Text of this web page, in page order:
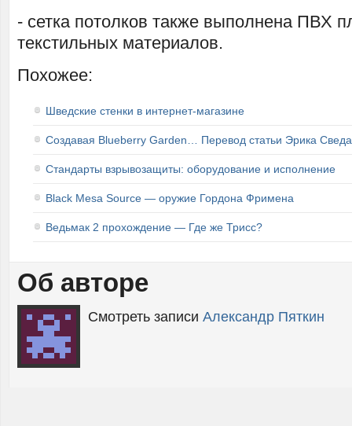
- сетка потолков также выполнена ПВХ
текстильных материалов.
Похожее:
Шведские стенки в интернет-магазине
Создавая Blueberry Garden… Перевод статьи Эрика
Стандарты взрывозащиты: оборудование и исполнение
Black Mesa Source — оружие Гордона Фримена
Ведьмак 2 прохождение — Где же Трисс?
Об авторе
Смотреть записи Александр Пяткин